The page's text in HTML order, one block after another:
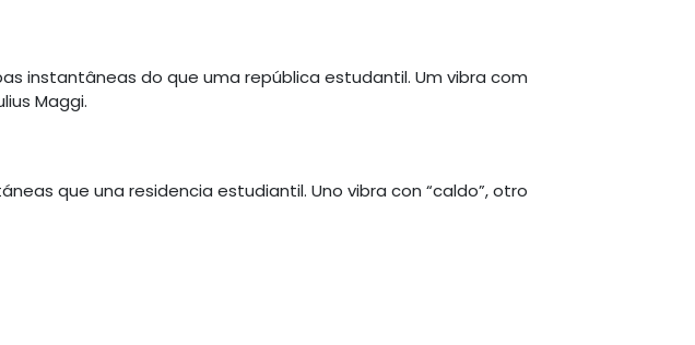
instantâneas do que uma república estudantil. Um vibra com
Maggi.
que una residencia estudiantil. Uno vibra con “caldo”, otro